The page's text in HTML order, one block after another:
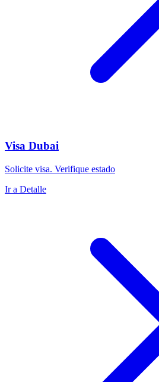
Visa Dubai
Solicite visa. Verifique estado
Ir a Detalle